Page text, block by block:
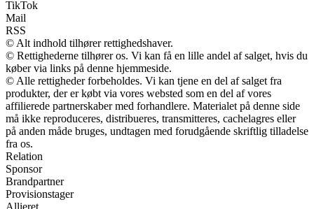
TikTok
Mail
RSS
© Alt indhold tilhører rettighedshaver.
© Rettighederne tilhører os. Vi kan få en lille andel af salget, hvis du
køber via links på denne hjemmeside.
© Alle rettigheder forbeholdes. Vi kan tjene en del af salget fra
produkter, der er købt via vores websted som en del af vores
affilierede partnerskaber med forhandlere. Materialet på denne side
må ikke reproduceres, distribueres, transmitteres, cachelagres eller
på anden måde bruges, undtagen med forudgående skriftlig tilladelse
fra os.
Relation
Sponsor
Brandpartner
Provisionstager
Allieret